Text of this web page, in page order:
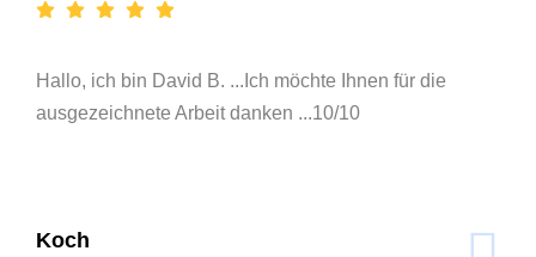
Hallo, ich bin David B. ...Ich möchte Ihnen für die
ausgezeichnete Arbeit danken ...10/10
Koch